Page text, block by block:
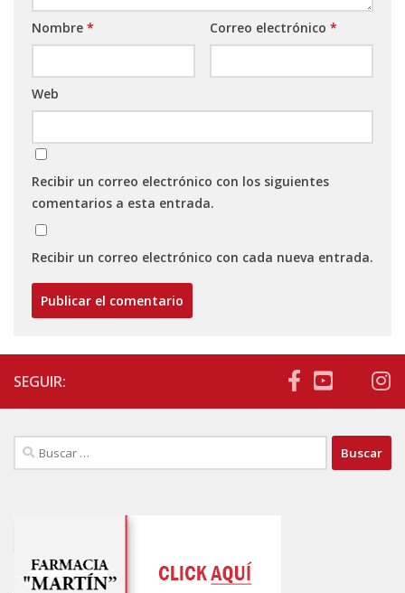
Nombre * Correo electrónico *
Web
Recibir un correo electrónico con los siguientes
comentarios a esta entrada.
Recibir un correo electrónico con cada nueva entrada.
SEGUIR:
Buscar: